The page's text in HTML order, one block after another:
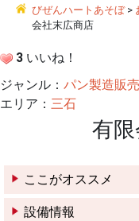
びぜんハートあそぼ>
会社末広商店
3 いいね！
ジャンル： パン製造販売
エリア： 三石
有
ここがオススメ
設備情報